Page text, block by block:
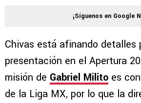
¡Síguenos en Google
Chivas está afinando detalles
presentación en el Apertura
misión de Gabriel Milito es
de la Liga MX, por lo que la